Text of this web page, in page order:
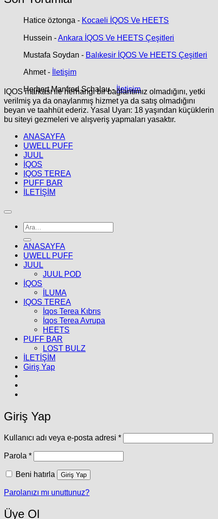
Hatice öztonga - Kocaeli İQOS Ve HEETS
Hussein - Ankara İQOS Ve HEETS Çeşitleri
Mustafa Soydan - Balıkesir İQOS Ve HEETS Çeşitleri
Ahmet- İletişim
Herbert Manfred Schalau-İletişim
IQOS markası ile herhangi bir bağlantımız olmadığını, yetki
verilmiş ya da onaylanmış hizmet ya da satış olmadığını
beyan ve taahhüt ederiz. Yasal Uyarı: 18 yaşından küçüklerin
bu siteyi gezmeleri ve alışveriş yapmaları yasaktır.
ANASAYFA
UWELL PUFF
JUUL
İQOS
IQOS TEREA
PUFF BAR
İLETİŞİM
Ara:
ANASAYFA
UWELL PUFF
JUUL
JUUL POD
İQOS
İLUMA
IQOS TEREA
İqos Terea Kıbrıs
İqos Terea Avrupa
HEETS
PUFF BAR
LOST BULZ
İLETİŞİM
Giriş Yap
Giriş Yap
Kullanıcı adı veya e-posta adresi *Gerekli
Parola *Gerekli
Beni hatırla Giriş Yap
Parolanızı mı unuttunuz?
Üye Ol